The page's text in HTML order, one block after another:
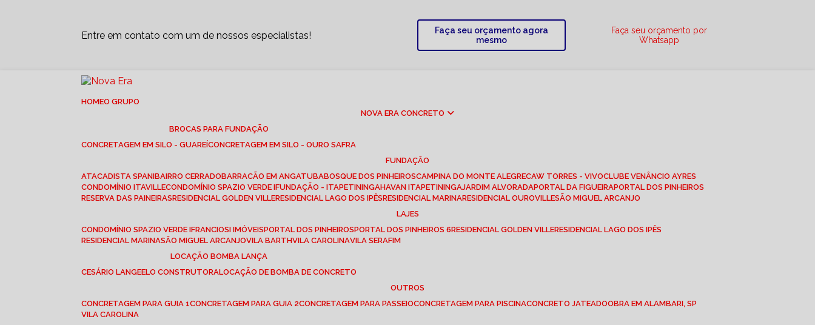
Entre em contato com um de nossos especialistas!
Faça seu orçamento agora
mesmo
Faça seu orçamento por
Whatsapp
HOME
O GRUPO
NOVA ERA CONCRETO
BROCAS PARA FUNDAÇÃO
CONCRETAGEM EM SILO - GUAREÍ CONCRETAGEM EM SILO - OURO SAFRA
FUNDAÇÃO
ATACADISTA SPANI BAIRRO CERRADO BARRACÃO EM ANGATUBA BOSQUE DOS PINHEIROS CAMPINA DO MONTE ALEGRE CAW TORRES - VIVO CLUBE VENÂNCIO AYRES
CONDOMÍNIO ITAVILLE CONDOMÍNIO SPAZIO VERDE I FUNDAÇÃO - ITAPETININGA HAVAN ITAPETININGA JARDIM ALVORADA PORTAL DA FIGUEIRA PORTAL DOS PINHEIROS
RESERVA DAS PAINEIRAS RESIDENCIAL GOLDEN VILLE RESIDENCIAL LAGO DOS IPÊS RESIDENCIAL MARINA RESIDENCIAL OUROVILLE SÃO MIGUEL ARCANJO
LAJES
CONDOMÍNIO SPAZIO VERDE I FRANCIOSI IMÓVEIS PORTAL DOS PINHEIROS PORTAL DOS PINHEIROS 6 RESIDENCIAL GOLDEN VILLE RESIDENCIAL LAGO DOS IPÊS
RESIDENCIAL MARINA SÃO MIGUEL ARCANJO VILA BARTH VILA CAROLINA VILA SERAFIM
LOCAÇÃO BOMBA LANÇA
CESÁRIO LANGE ELO CONSTRUTORA LOCAÇÃO DE BOMBA DE CONCRETO
OUTROS
CONCRETAGEM PARA GUIA 1 CONCRETAGEM PARA GUIA 2 CONCRETAGEM PARA PASSEIO CONCRETAGEM PARA PISCINA CONCRETO JATEADO
OBRA EM ALAMBARI, SP
VILA CAROLINA